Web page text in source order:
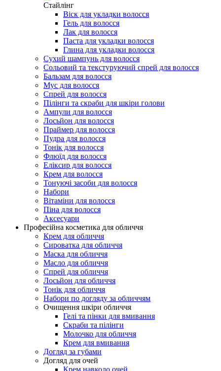
Стайлінг
Віск для укладки волосся
Гель для волосся
Лак для волосся
Паста для укладки волосся
Глина для укладки волосся
Сухий шампунь для волосся
Сольовий та текстуруючий спрей для волосся
Бальзам для волосся
Мус для волосся
Спрей для волосся
Пілінги та скраби для шкіри голови
Ампули для волосся
Лосьйон для волосся
Праймер для волосся
Пудра для волосся
Тонік для волосся
Флюїд для волосся
Еліксир для волосся
Крем для волосся
Тонуючі засоби для волосся
Набори
Вітаміни для волосся
Піна для волосся
Аксесуари
Професійна косметика для обличчя
Крем для обличчя
Сироватка для обличчя
Маска для обличчя
Масло для обличчя
Спрей для обличчя
Лосьйон для обличчя
Тонік для обличчя
Набори по догляду за обличчям
Очищення шкіри обличчя
Гелі та пінки для вмивання
Скраби та пілінги
Молочко для обличчя
Крем для вмивання
Догляд за губами
Догляд для очей
Крем навколо очей